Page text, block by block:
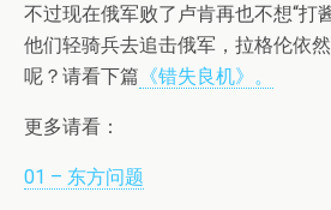
不过现在俄军败了卢肯再也不想“打
他们轻骑兵去追击俄军，拉格伦依
呢？请看下篇 《错失良机》。
更多请看：
01 – 东方问题